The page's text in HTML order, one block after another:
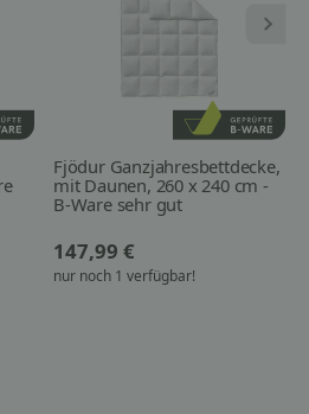
Fjödur Ganzjahresbettdecke,
mit Daunen, 260 x 240 cm -
B-Ware sehr gut
147,99 €
nur noch 1 verfügbar!